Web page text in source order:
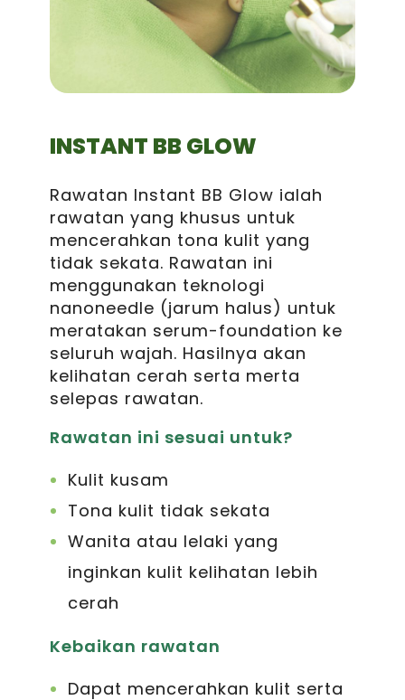
INSTANT BB GLOW
Rawatan Instant BB Glow ialah
rawatan yang khusus untuk
mencerahkan tona kulit yang
tidak sekata. Rawatan ini
menggunakan teknologi
nanoneedle (jarum halus) untuk
meratakan serum-foundation ke
seluruh wajah. Hasilnya akan
kelihatan cerah serta merta
selepas rawatan.
Rawatan ini sesuai untuk?
Kulit kusam
Tona kulit tidak sekata
Wanita atau lelaki yang
inginkan kulit kelihatan lebih
cerah
Kebaikan rawatan
Dapat mencerahkan kulit serta